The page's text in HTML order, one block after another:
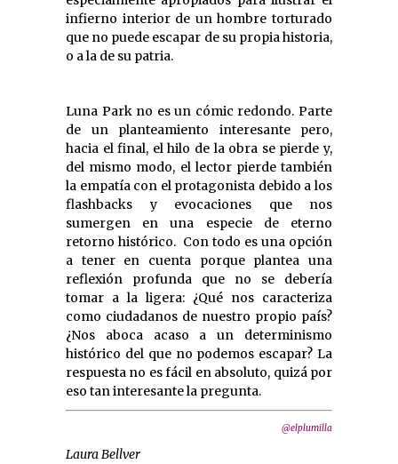
infierno interior de un hombre torturado
que no puede escapar de su propia historia,
o a la de su patria.
Luna Park no es un cómic redondo. Parte
de un planteamiento interesante pero,
hacia el final, el hilo de la obra se pierde y,
del mismo modo, el lector pierde también
la empatía con el protagonista debido a los
flashbacks y evocaciones que nos
sumergen en una especie de eterno
retorno histórico. Con todo es una opción
a tener en cuenta porque plantea una
reflexión profunda que no se debería
tomar a la ligera: ¿Qué nos caracteriza
como ciudadanos de nuestro propio país?
¿Nos aboca acaso a un determinismo
histórico del que no podemos escapar? La
respuesta no es fácil en absoluto, quizá por
eso tan interesante la pregunta.
@elplumilla
Laura Bellver